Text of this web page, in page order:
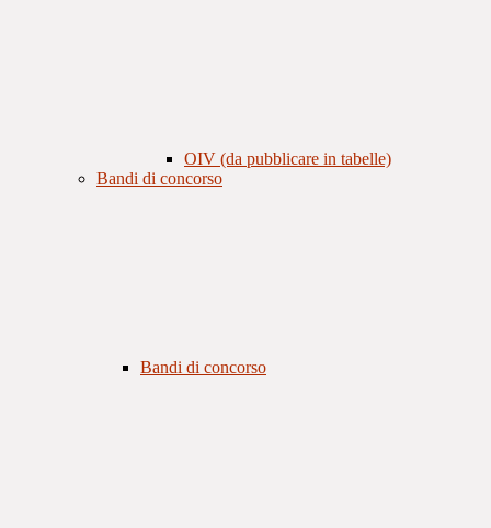
OIV (da pubblicare in tabelle)
Bandi di concorso
Bandi di concorso